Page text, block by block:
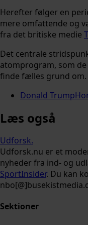
Herefter følger en
mere omfattende og
fra det britiske medie
Det centrale
atomprogram, som
finde fælles grund om.
Donald Trump
Læs også
Udforsk.
Udforsk.nu er et
nyheder fra ind- og
SportInsider. Du kan
Sektioner